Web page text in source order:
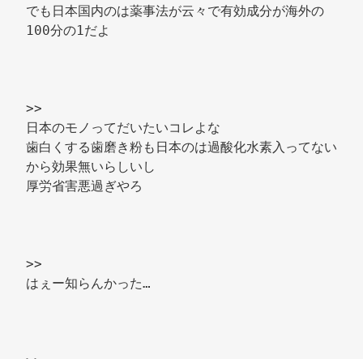
でも日本国内のは薬事法が云々で有効成分が海外の
100分の1だよ
>>
日本のモノってだいたいコレよな
歯白くする歯磨き粉も日本のは過酸化水素入ってない
から効果無いらしいし
厚労省害悪過ぎやろ
>>
はぇー知らんかった…